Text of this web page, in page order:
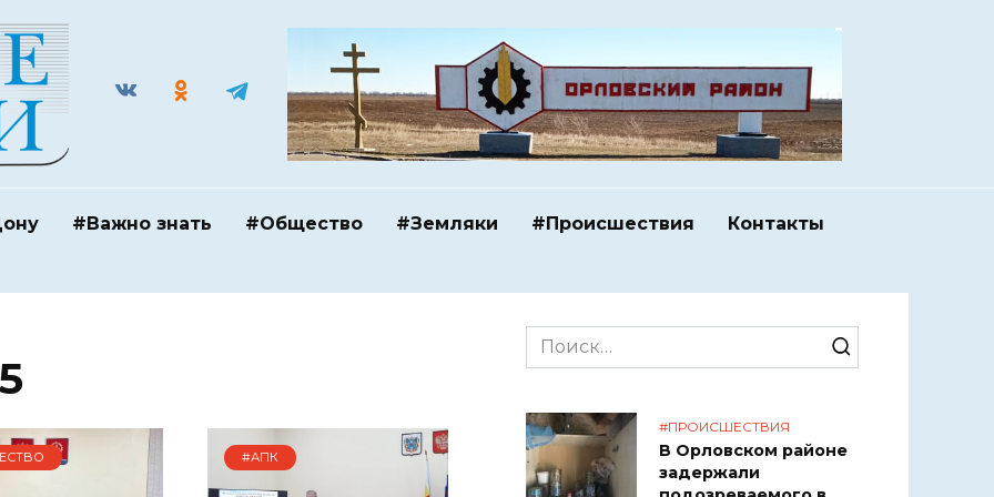
#Важно знать #Общество #Земляки #Происшествия Контакты
#АПК
Search
for:
#ПРОИСШЕСТВИЯ
В Орловском районе
задержали